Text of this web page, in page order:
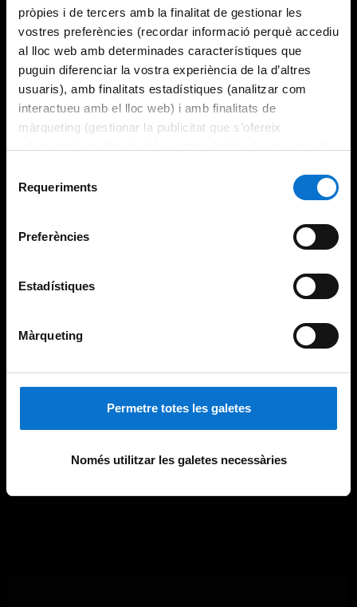
pròpies i de tercers amb la finalitat de gestionar les
vostres preferències (recordar informació perquè accediu
al lloc web amb determinades característiques que
puguin diferenciar la vostra experiència de la d’altres
usuaris), amb finalitats estadístiques (analitzar com
interactueu amb el lloc web) i amb finalitats de
màrqueting (gestionar la publicitat que s’ofereix
consultar laPolítica de galetes del lloc web de la
Requeriments
Preferències
Estadístiques
Màrqueting
Permetre totes les galetes
Només utilitzar les galetes necessàries